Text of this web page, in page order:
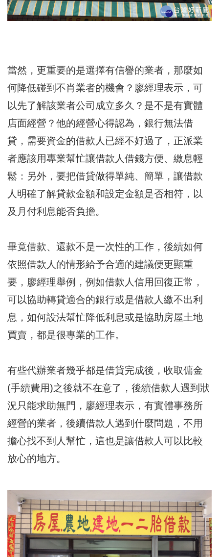
當然，更重要的是選擇有信譽的業者，那麼如
何降低碰到不肖業者的機會？廖經理表示，可
以先了解該業者公司成立多久？是不是有實體
店面經營？他的經營心得認為，銀行無法借
貸，需要資金的借款人已經不好過了，正派業
者應該用專業幫忙讓借款人借錢方便、繳息輕
鬆：另外，要把借貸做得單純、簡單，讓借款
人明確了解貸款金額和設定金額是否相符，以
及月付利息能否負擔。
畢竟借款、還款不是一次性的工作，後續如何
依照借款人的情形給予合適的建議便更顯重
要，廖經理舉例，例如借款人信用回復正常，
可以協助轉貸適合的銀行或是借款人繳不出利
息，如何設法幫忙降低利息或是協助房屋土地
買賣，都是很專業的工作。
有些代辦業者幾乎都是借貸完成後，收取傭金
(手續費用)之後就不在意了，後續借款人遇到狀
況只能求助無門，廖經理表示，有實體事務所
經營的業者，後續借款人遇到什麼問題，不用
擔心找不到人幫忙，這也是讓借款人可以比較
放心的地方。